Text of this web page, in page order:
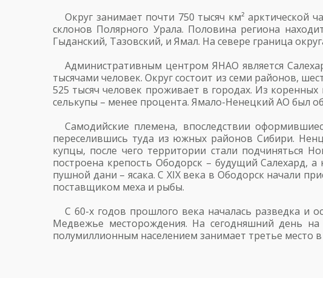
Округ занимает почти 750 тысяч км² арктической
склонов Полярного Урала. Половина региона
Гыданский, Тазовский, и Ямал. На севере граница
Административным центром ЯНАО является
тысячами человек. Округ состоит из семи районов,
525 тысяч человек проживает в городах. Из
селькупы – менее процента. Ямало-Ненецкий АО был
Самодийские племена, впоследствии
переселившись туда из южных районов Сибири.
купцы, после чего территории стали подчиняться
построена крепость Ободорск – будущий Салехард,
пушной дани – ясака. С XIX века в Ободорск начали
поставщиком меха и рыбы.
С 60-х годов прошлого века началась разведка и
Медвежье месторождения. На сегодняшний день
полумиллионным населением занимает третье место